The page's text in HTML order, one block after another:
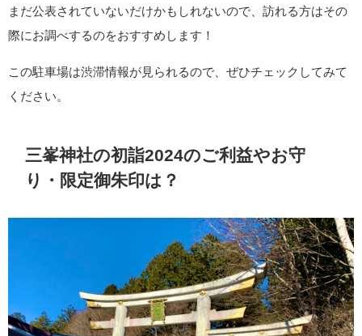
まだ公表されていないだけかもしれないので、訪れる方はその
際にお調べするのをおすすめします！
この駐車場は渋滞情報が見られるので、ぜひチェックしてみて
ください。
三峯神社の初詣2024のご利益やお守
り・限定御朱印は？